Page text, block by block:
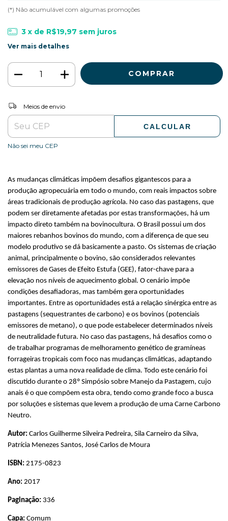
(*) Não acumulável com algumas promoções
3 x de R$19,97 sem juros
Ver mais detalhes
Entregas para o CEP:
Meios de envio
CALCULAR
Não sei meu CEP
As mudanças climáticas impõem desafios gigantescos para a
produção agropecuária em todo o mundo, com reais impactos sobre
áreas tradicionais de produção agrícola. No caso das pastagens, que
podem ser diretamente afetadas por estas transformações, há um
impacto direto também na bovinocultura. O Brasil possui um dos
maiores rebanhos bovinos do mundo, com a diferença de que seu
modelo produtivo se dá basicamente a pasto. Os sistemas de criação
animal, principalmente o bovino, são considerados relevantes
emissores de Gases de Efeito Estufa (GEE), fator-chave para a
elevação nos níveis de aquecimento global. O cenário impõe
condições desafiadoras, mas também gera oportunidades
importantes. Entre as oportunidades está a relação sinérgica entre as
pastagens (sequestrantes de carbono) e os bovinos (potenciais
emissores de metano), o que pode estabelecer determinados níveis
de neutralidade futura. No caso das pastagens, há desafios como o
de trabalhar programas de melhoramento genético de gramíneas
forrageiras tropicais com foco nas mudanças climáticas, adaptando
estas plantas a uma nova realidade de clima. Todo este cenário foi
discutido durante o 28º Simpósio sobre Manejo da Pastagem, cujo
anais é o que compõem esta obra, tendo como grande foco a busca
por soluções e sistemas que levem a produção de uma Carne Carbono
Neutro.
Autor: Carlos Guilherme Silveira Pedreira, Sila Carneiro da Silva,
Patrícia Menezes Santos, José Carlos de Moura
ISBN: 2175-0823
Ano: 2017
Paginação: 336
Capa: Comum